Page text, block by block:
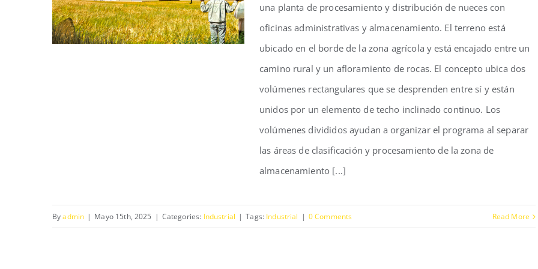
una planta de procesamiento y distribución de nueces con
oficinas administrativas y almacenamiento. El terreno está
ubicado en el borde de la zona agrícola y está encajado entre un
camino rural y un afloramiento de rocas. El concepto ubica dos
volúmenes rectangulares que se desprenden entre sí y están
unidos por un elemento de techo inclinado continuo. Los
volúmenes divididos ayudan a organizar el programa al separar
las áreas de clasificación y procesamiento de la zona de
almacenamiento [...]
Byadmin | Mayo 15th, 2025 | Categories: Industrial | Tags: Industrial | 0 Comments Read More